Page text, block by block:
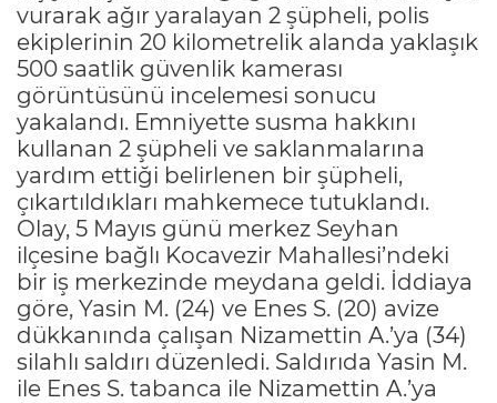
vurarak ağır yaralayan 2 şüpheli, polis
ekiplerinin 20 kilometrelik alanda yaklaşık
500 saatlik güvenlik kamerası
görüntüsünü incelemesi sonucu
yakalandı. Emniyette susma hakkını
kullanan 2 şüpheli ve saklanmalarına
yardım ettiği belirlenen bir şüpheli,
çıkartıldıkları mahkemece tutuklandı.
Olay, 5 Mayıs günü merkez Seyhan
ilçesine bağlı Kocavezir Mahallesi’ndeki
bir iş merkezinde meydana geldi. İddiaya
göre, Yasin M. (24) ve Enes S. (20) avize
dükkanında çalışan Nizamettin A.’ya (34)
silahlı saldırı düzenledi. Saldırıda Yasin M.
ile Enes S. tabanca ile Nizamettin A.’ya